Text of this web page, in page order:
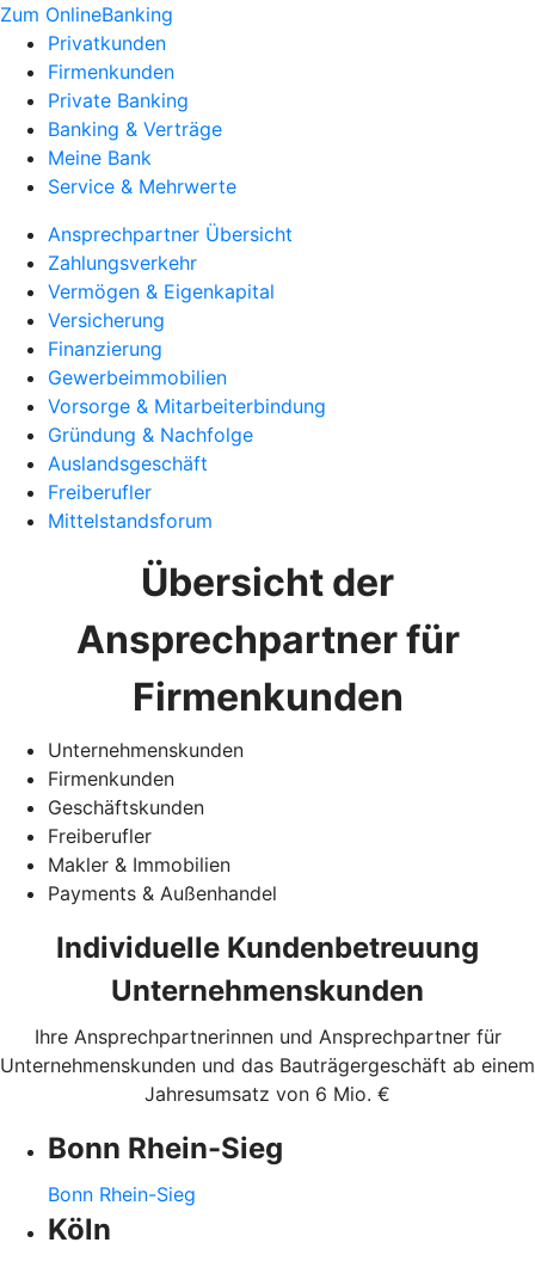
Zum OnlineBanking
Privatkunden
Firmenkunden
Private Banking
Banking & Verträge
Meine Bank
Service & Mehrwerte
Ansprechpartner Übersicht
Zahlungsverkehr
Vermögen & Eigenkapital
Versicherung
Finanzierung
Gewerbeimmobilien
Vorsorge & Mitarbeiterbindung
Gründung & Nachfolge
Auslandsgeschäft
Freiberufler
Mittelstandsforum
Übersicht der
Ansprechpartner für
Firmenkunden
Unternehmenskunden
Firmenkunden
Geschäftskunden
Freiberufler
Makler & Immobilien
Payments & Außenhandel
Individuelle Kundenbetreuung
Unternehmenskunden
Ihre Ansprechpartnerinnen und Ansprechpartner für
Unternehmenskunden und das Bauträgergeschäft ab einem
Jahresumsatz von 6 Mio. €
Bonn Rhein-Sieg
Bonn Rhein-Sieg
Köln